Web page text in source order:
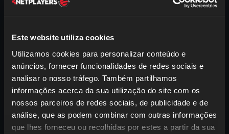
Este website utiliza cookies
Utilizamos cookies para personalizar conteúdo e
anúncios, fornecer funcionalidades de redes sociais e
analisar o nosso tráfego. Também partilhamos
informações acerca da sua utilização do site com os
nossos parceiros de redes sociais, de publicidade e de
análise, que as podem combinar com outras informações
que lhes forneceu ou recolhidas por estes a partir da sua
por sua vez, precisas noutras produções.
utilizá-los separadamente.
Definir objetivos no endgame
de Satisfactory e manter a
motivação